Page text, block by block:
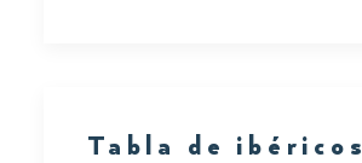
Tabla de ibéricos